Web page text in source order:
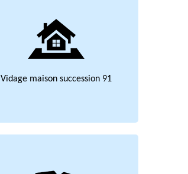
Vidage maison succession 91